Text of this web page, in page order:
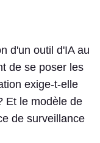
d'un outil d'IA au
de se poser les
exige-t-elle
Et le modèle de
de surveillance